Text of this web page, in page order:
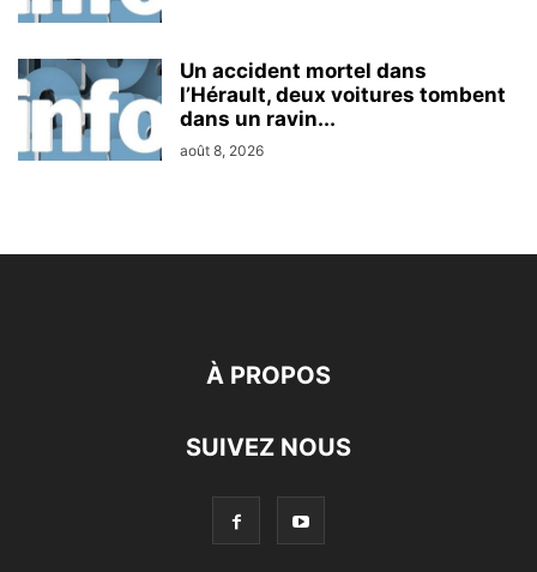
Un accident mortel dans
l’Hérault, deux voitures tombent
dans un ravin...
août 8, 2026
À PROPOS
SUIVEZ NOUS